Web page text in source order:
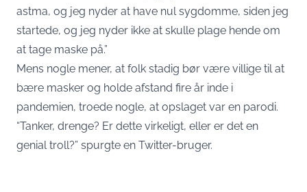
astma, og jeg nyder at have nul sygdomme, siden jeg
startede, og jeg nyder ikke at skulle plage hende om
at tage maske på.”
Mens nogle mener, at folk stadig bør være villige til at
bære masker og holde afstand fire år inde i
pandemien, troede nogle, at opslaget var en parodi.
“Tanker, drenge? Er dette virkeligt, eller er det en
genial troll?” spurgte en Twitter-bruger.